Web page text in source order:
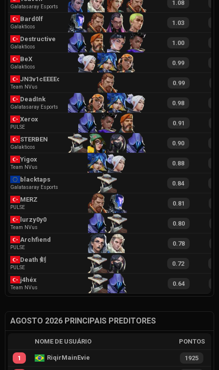
Galatasaray Esports
1.08
Bard0lf
Galakticos
1.03
Destructive
Galakticos
1.00
BeX
Galakticos
0.99
JN3v1cEEEEdf
Team NVus
0.99
DeadInk
Galatasaray Esports
0.98
Xerox
PULSE
0.91
STERBEN
Galakticos
0.90
Yigox
Team NVus
0.88
blacktaps
Galatasaray Esports
0.84
MERZ
PULSE
0.81
lurzy0y0
Team NVus
0.80
Archfiend
PULSE
0.78
Death 剣
PULSE
0.72
j4héx
Team NVus
0.64
AGOSTO 2026 PRINCIPAIS PREDITORES
NOME DE USUÁRIO PONTOS
1 RiqirMainEvie 1925